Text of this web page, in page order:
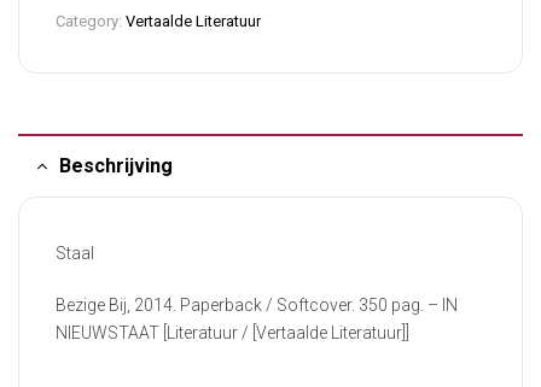
Category: Vertaalde Literatuur
Beschrijving
Staal
Bezige Bij, 2014. Paperback / Softcover. 350 pag. – IN
NIEUWSTAAT [Literatuur / [Vertaalde Literatuur]]